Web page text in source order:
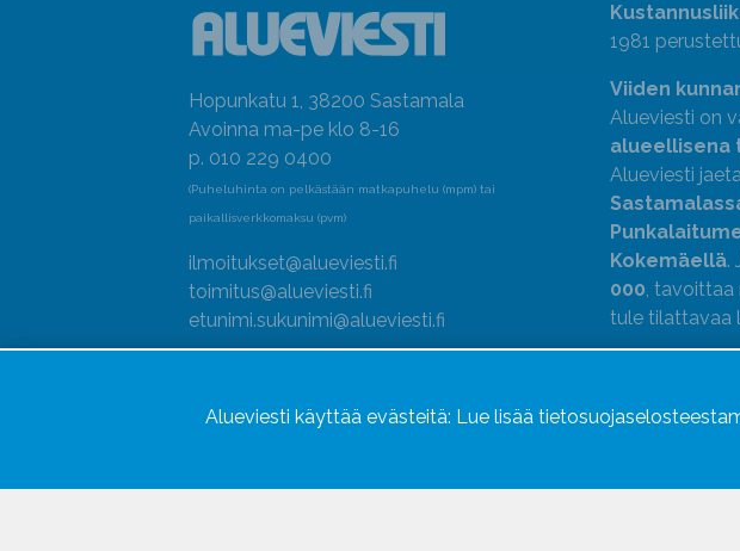
Hopunkatu 1, 38200 Sastamala
Avoinna ma-pe klo 8-16
p. 010 229 0400
(Puheluhinta on pelkästään matkapuhelu (mpm) tai
paikallisverkkomaksu (pvm)
ilmoitukset@alueviesti.fi
toimitus@alueviesti.fi
etunimi.sukunimi@alueviesti.fi
1981
Viiden
Alueviesti on
alueellisena
Alueviesti
Kokemäellä.
000 ,
tule tilattavaa
JSN:n ohjeita.
Alueviesti käyttää evästeitä: Lue lisää